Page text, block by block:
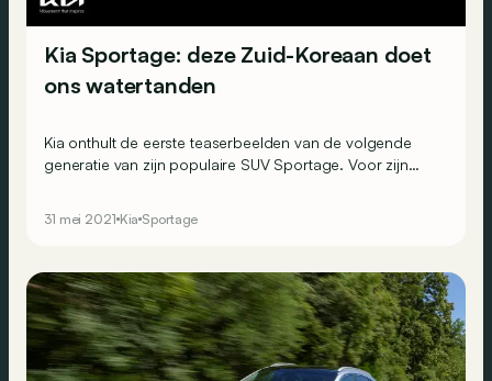
Kia Sportage: deze Zuid-Koreaan doet
ons watertanden
Kia onthult de eerste teaserbeelden van de volgende
generatie van zijn populaire SUV Sportage. Voor zijn
belooft een resem schermen.
31 mei 2021 Kia Sportage